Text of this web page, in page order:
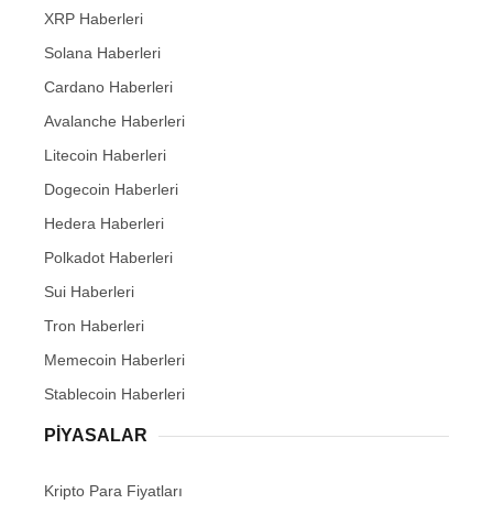
XRP Haberleri
Solana Haberleri
Cardano Haberleri
Avalanche Haberleri
Litecoin Haberleri
Dogecoin Haberleri
Hedera Haberleri
Polkadot Haberleri
Sui Haberleri
Tron Haberleri
Memecoin Haberleri
Stablecoin Haberleri
PIYASALAR
Kripto Para Fiyatları